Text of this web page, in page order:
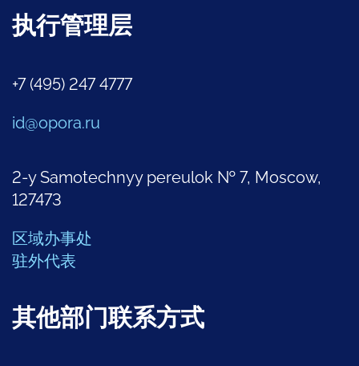
执行管理层
+7 (495) 247 4777
id@opora.ru
2-y Samotechnyy pereulok № 7, Moscow,
127473
区域办事处
驻外代表
其他部门联系方式